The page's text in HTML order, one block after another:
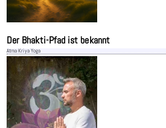
Der Bhakti-Pfad ist bekannt
Atma Kriya Yoga